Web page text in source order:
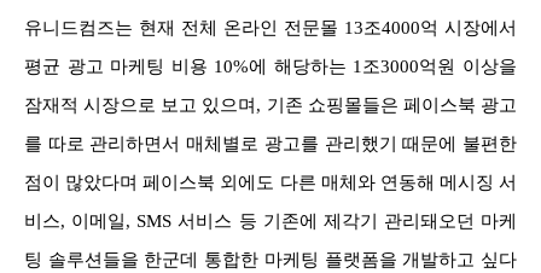
유니드컴즈는 현재 전체 온라인 전문몰 13조4000억 시장에서
평균 광고 마케팅 비용 10%에 해당하는 1조3000억원 이상을
잠재적 시장으로 보고 있으며, 기존 쇼핑몰들은 페이스북 광고
를 따로 관리하면서 매체별로 광고를 관리했기 때문에 불편한
점이 많았다며 페이스북 외에도 다른 매체와 연동해 메시징 서
비스, 이메일, SMS 서비스 등 기존에 제각기 관리돼오던 마케
팅 솔루션들을 한군데 통합한 마케팅 플랫폼을 개발하고 싶다